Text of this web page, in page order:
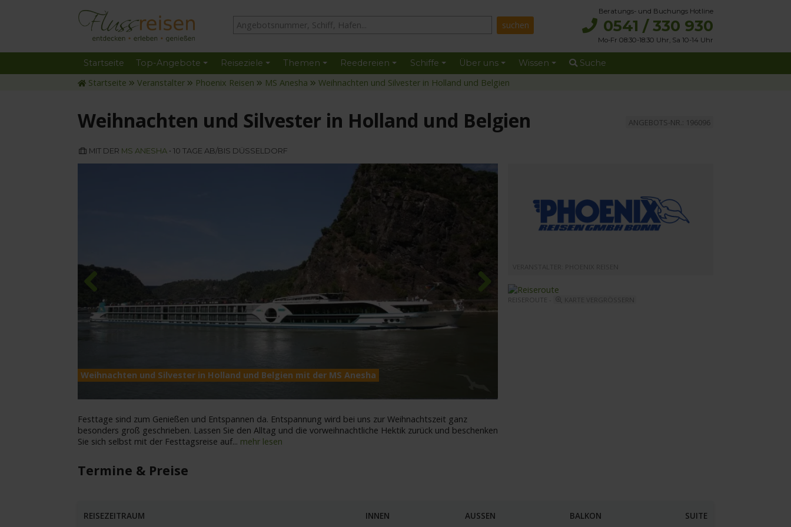
Beratungs- und Buchungs Hotline
0541 / 330 930
Mo-Fr 08:30-18:30 Uhr, Sa 10-14 Uhr
Startseite Top-Angebote Reiseziele Themen Reedereien Schiffe Über uns Wissen Suche
Startseite Veranstalter Phoenix Reisen MS Anesha Weihnachten und Silvester in Holland und Belgien
Weihnachten und Silvester in Holland und Belgien ANGEBOTS-NR.: 196096
MIT DER MS ANESHA • 10 TAGE AB/BIS DÜSSELDORF
Weihnachten und Silvester in Holland und Belgien mit der MS Anesha
Previous
Festtage sind zum Genießen und Entspannen da. Entspannung wird bei uns zur Weihnachtszeit ganz
besonders groß geschrieben. Lassen Sie den Alltag und die vorweihnachtliche Hektik zurück und beschenken
Sie sich selbst mit der Festtagsreise auf... mehr lesen
REISEROUTE -
Termine & Preise
REISEZEITRAUM INNEN AUSSEN BALKON SUITE